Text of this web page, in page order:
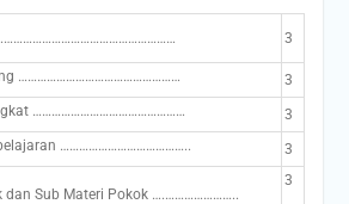
3
……………………………………………
3
…………………………………………
3
…………………………………..
3
dan Sub Materi Pokok ….…………………..
3